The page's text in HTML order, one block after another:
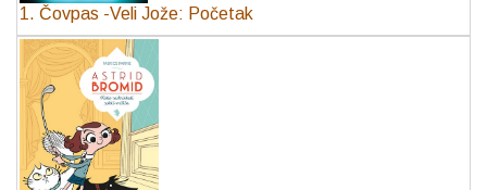
1. Čovpas -Veli Jože: Početak